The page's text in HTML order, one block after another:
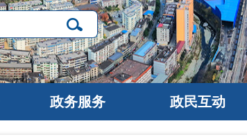
政务服务 政民互动